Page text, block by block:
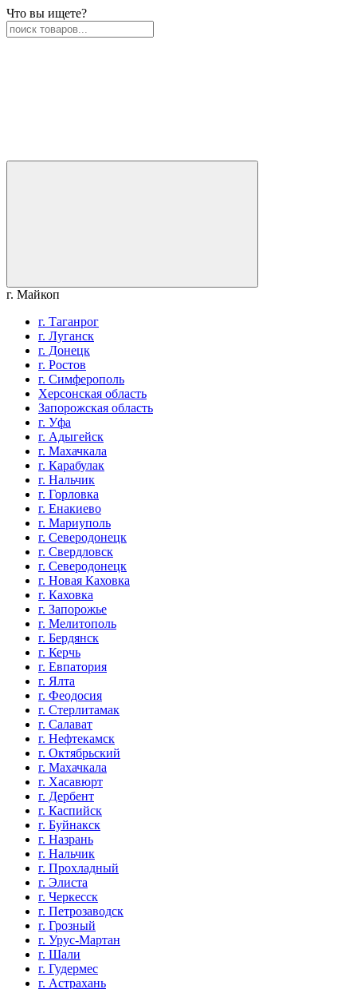
Что вы ищете?
г. Майкоп
г. Таганрог
г. Луганск
г. Донецк
г. Ростов
г. Симферополь
Херсонская область
Запорожская область
г. Уфа
г. Адыгейск
г. Махачкала
г. Карабулак
г. Нальчик
г. Горловка
г. Енакиево
г. Мариуполь
г. Северодонецк
г. Свердловск
г. Северодонецк
г. Новая Каховка
г. Каховка
г. Запорожье
г. Мелитополь
г. Бердянск
г. Керчь
г. Евпатория
г. Ялта
г. Феодосия
г. Стерлитамак
г. Салават
г. Нефтекамск
г. Октябрьский
г. Махачкала
г. Хасавюрт
г. Дербент
г. Каспийск
г. Буйнакск
г. Назрань
г. Нальчик
г. Прохладный
г. Элиста
г. Черкесск
г. Петрозаводск
г. Грозный
г. Урус-Мартан
г. Шали
г. Гудермес
г. Астрахань